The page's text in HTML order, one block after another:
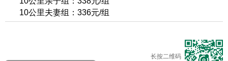
10公里夫妻组：336元/组
长按二维码